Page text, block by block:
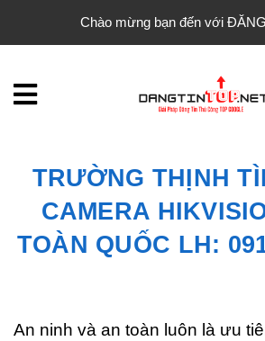
Chào mừng bạn đến với
TRƯỜNG THỊNH
CAMERA
TOÀN QUỐC LH:
An ninh và an toàn luôn là ưu